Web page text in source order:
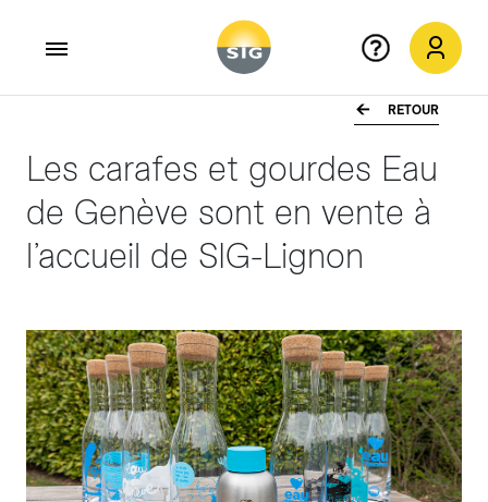
RETOUR
Les carafes et gourdes Eau
de Genève sont en vente à
l’accueil de SIG-Lignon